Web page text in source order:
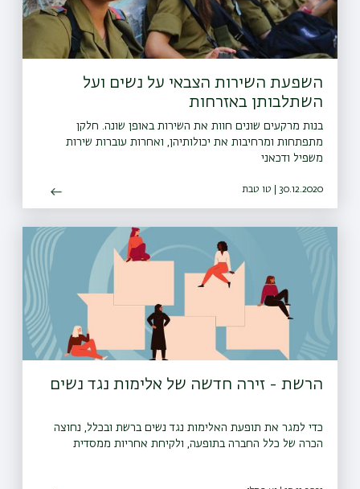
השפעת השירות הצבאי על נשים ועל
השתלבותן באזרחות
בנות מרקעים שונים חוות את השירות באופן שונה. חלקן
מתפתחות ומרחיבות את יכולותיהן, ואחרות עוברות שירות
משפיל ודכאני
30.12.2020 | טו טבת
הרשת - זירה חדשה של אלימות נגד נשים
כדי למגר את תופעת האלימות נגד נשים ברשת ובכלל, נחוצה
הכרה של כלל החברה בתופעה, ולקיחת אחריות ממסדית